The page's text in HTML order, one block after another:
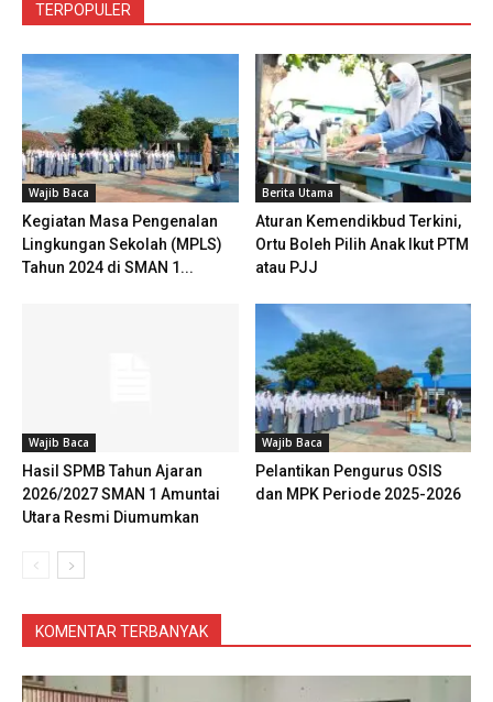
TERPOPULER
Wajib Baca
Kegiatan Masa Pengenalan
Lingkungan Sekolah (MPLS)
Tahun 2024 di SMAN 1...
Berita Utama
Aturan Kemendikbud Terkini,
Ortu Boleh Pilih Anak Ikut PTM
atau PJJ
Wajib Baca
Hasil SPMB Tahun Ajaran
2026/2027 SMAN 1 Amuntai
Utara Resmi Diumumkan
Wajib Baca
Pelantikan Pengurus OSIS
dan MPK Periode 2025-2026
KOMENTAR TERBANYAK